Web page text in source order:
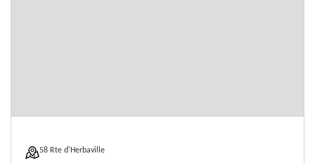
58 Rte d'Herbaville